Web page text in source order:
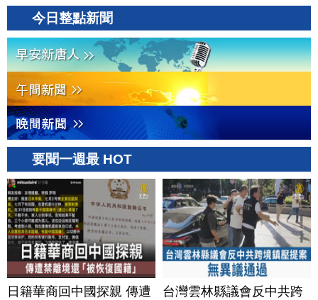
牌？台灣喜迎轉單！成關
鍵樞紐？｜#財經新聞
│20260805 (三)
今日整點新聞
要聞一週最 HOT
日籍華商回中國探親 傳遭
台灣雲林縣議會反中共跨